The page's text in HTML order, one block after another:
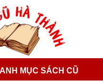
MỤC SÁCH CŨ